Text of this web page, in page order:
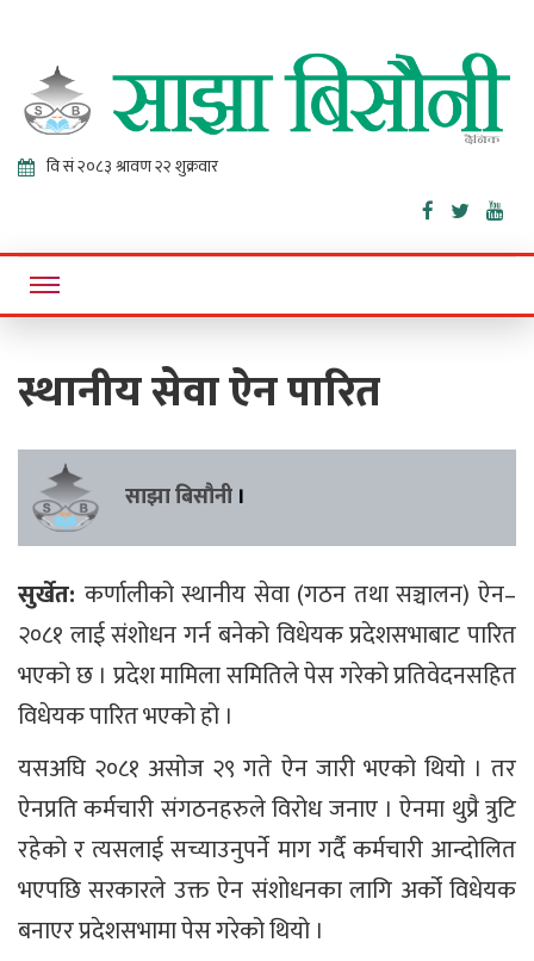
Sajha
Bisaunee
Online News Portal
स्थानीय सेवा ऐन पारित
साझा बिसौनी ।
सुर्खेत: कर्णालीको स्थानीय सेवा (गठन तथा सञ्चालन) ऐन–
२०८१ लाई संशोधन गर्न बनेको विधेयक प्रदेशसभाबाट पारित
भएको छ । प्रदेश मामिला समितिले पेस गरेको प्रतिवेदनसहित
विधेयक पारित भएको हो ।
यसअघि २०८१ असोज २९ गते ऐन जारी भएको थियो । तर
ऐनप्रति कर्मचारी संगठनहरुले विरोध जनाए । ऐनमा थुप्रै त्रुटि
रहेको र त्यसलाई सच्याउनुपर्ने माग गर्दै कर्मचारी आन्दोलित
भएपछि सरकारले उक्त ऐन संशोधनका लागि अर्को विधेयक
बनाएर प्रदेशसभामा पेस गरेको थियो ।